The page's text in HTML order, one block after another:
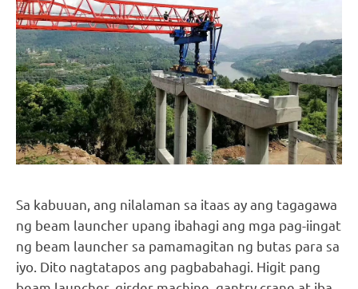
Sa kabuuan, ang nilalaman sa itaas ay ang tagagawa
ng beam launcher upang ibahagi ang mga pag-iingat
ng beam launcher sa pamamagitan ng butas para sa
iyo. Dito nagtatapos ang pagbabahagi. Higit pang